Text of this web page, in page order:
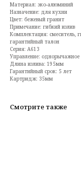
Материал: эко-алюминий
Назначение: для кухни
Цвет: бежевый гранит
Примечание: гибкий излив
Комплектация: смеситель,
гарантийный талон
Серия: A613
Управление: однорычажное
Длина излива: 195мм
Гарантийный срок: 5 лет
Картридж: 35мм
Смотрите также